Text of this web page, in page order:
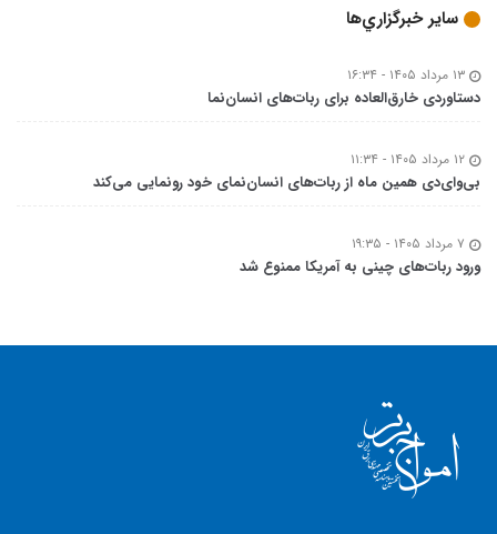
ساير خبرگزاري‌ها
دستاوردی خارق‌العاده برای ربات‌های انسان‌نما
بی‌وای‌دی همین ماه از ربات‌های انسان‌نمای خود رونمایی می‌کند
ورود ربات‌های چینی به آمریکا ممنوع شد